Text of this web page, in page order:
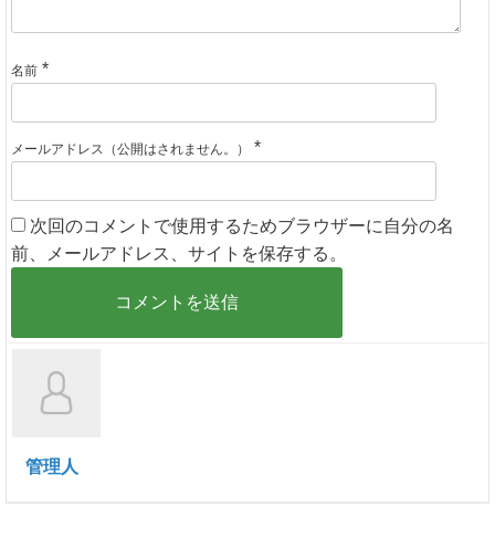
名前 *
メールアドレス（公開はされません。） *
次回のコメントで使用するためブラウザーに自分の名
前、メールアドレス、サイトを保存する。
管理人